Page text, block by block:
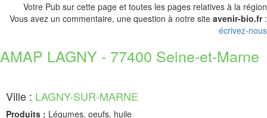
Votre Pub sur cette page et toutes les pages relatives à la région
Vous avez un commentaire, une question à notre site avenir-bio.fr:
écrivez-nous
AMAP LAGNY - 77400 Seine-et-Marne
Ville : LAGNY-SUR-MARNE
Produits : Légumes, oeufs, huile